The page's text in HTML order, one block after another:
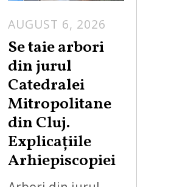
AUGUST 6, 2026
Se taie arbori
din jurul
Catedralei
Mitropolitane
din Cluj.
Explicațiile
Arhiepiscopiei